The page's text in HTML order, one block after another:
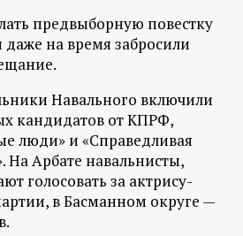
предвыборную повестку
даже на время забросили
Навального включили
кандидатов от КПРФ,
люди» и «Справедливая
На Арбате навальнисты,
голосовать за актрису-
в Басманном округе —